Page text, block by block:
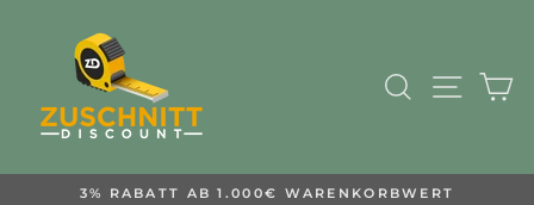
Suche
3% RABATT AB 1.000€ WARENKORBWERT